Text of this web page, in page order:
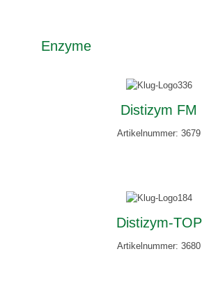
Enzyme
Distizym FM
Artikelnummer: 3679
Distizym-TOP
Artikelnummer: 3680